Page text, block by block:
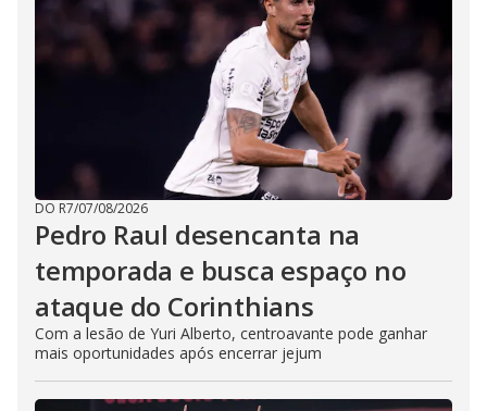
DO R7/07/08/2026
Pedro Raul desencanta na
temporada e busca espaço no
ataque do Corinthians
Com a lesão de Yuri Alberto, centroavante pode ganhar
mais oportunidades após encerrar jejum